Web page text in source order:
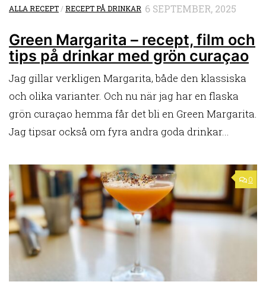
ALLA RECEPT /RECEPT PÅ DRINKAR 6 SEPTEMBER, 2025
Green Margarita – recept, film och
tips på drinkar med grön curaçao
Jag gillar verkligen Margarita, både den klassiska
och olika varianter. Och nu när jag har en flaska
grön curaçao hemma får det bli en Green Margarita.
Jag tipsar också om fyra andra goda drinkar...
0